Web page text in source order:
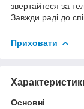
звертайтеся за
Завжди раді до
Приховати
Основні